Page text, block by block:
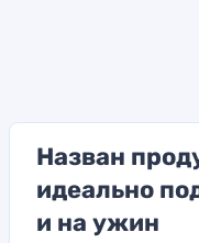
Назван
идеально
и на ужин